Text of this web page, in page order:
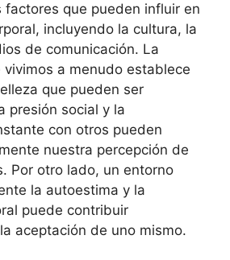
factores que pueden influir en
incluyendo la cultura, la
de comunicación. La
vivimos a menudo establece
que pueden ser
presión social y la
con otros pueden
nuestra percepción de
Por otro lado, un entorno
la autoestima y la
puede contribuir
aceptación de uno mismo.